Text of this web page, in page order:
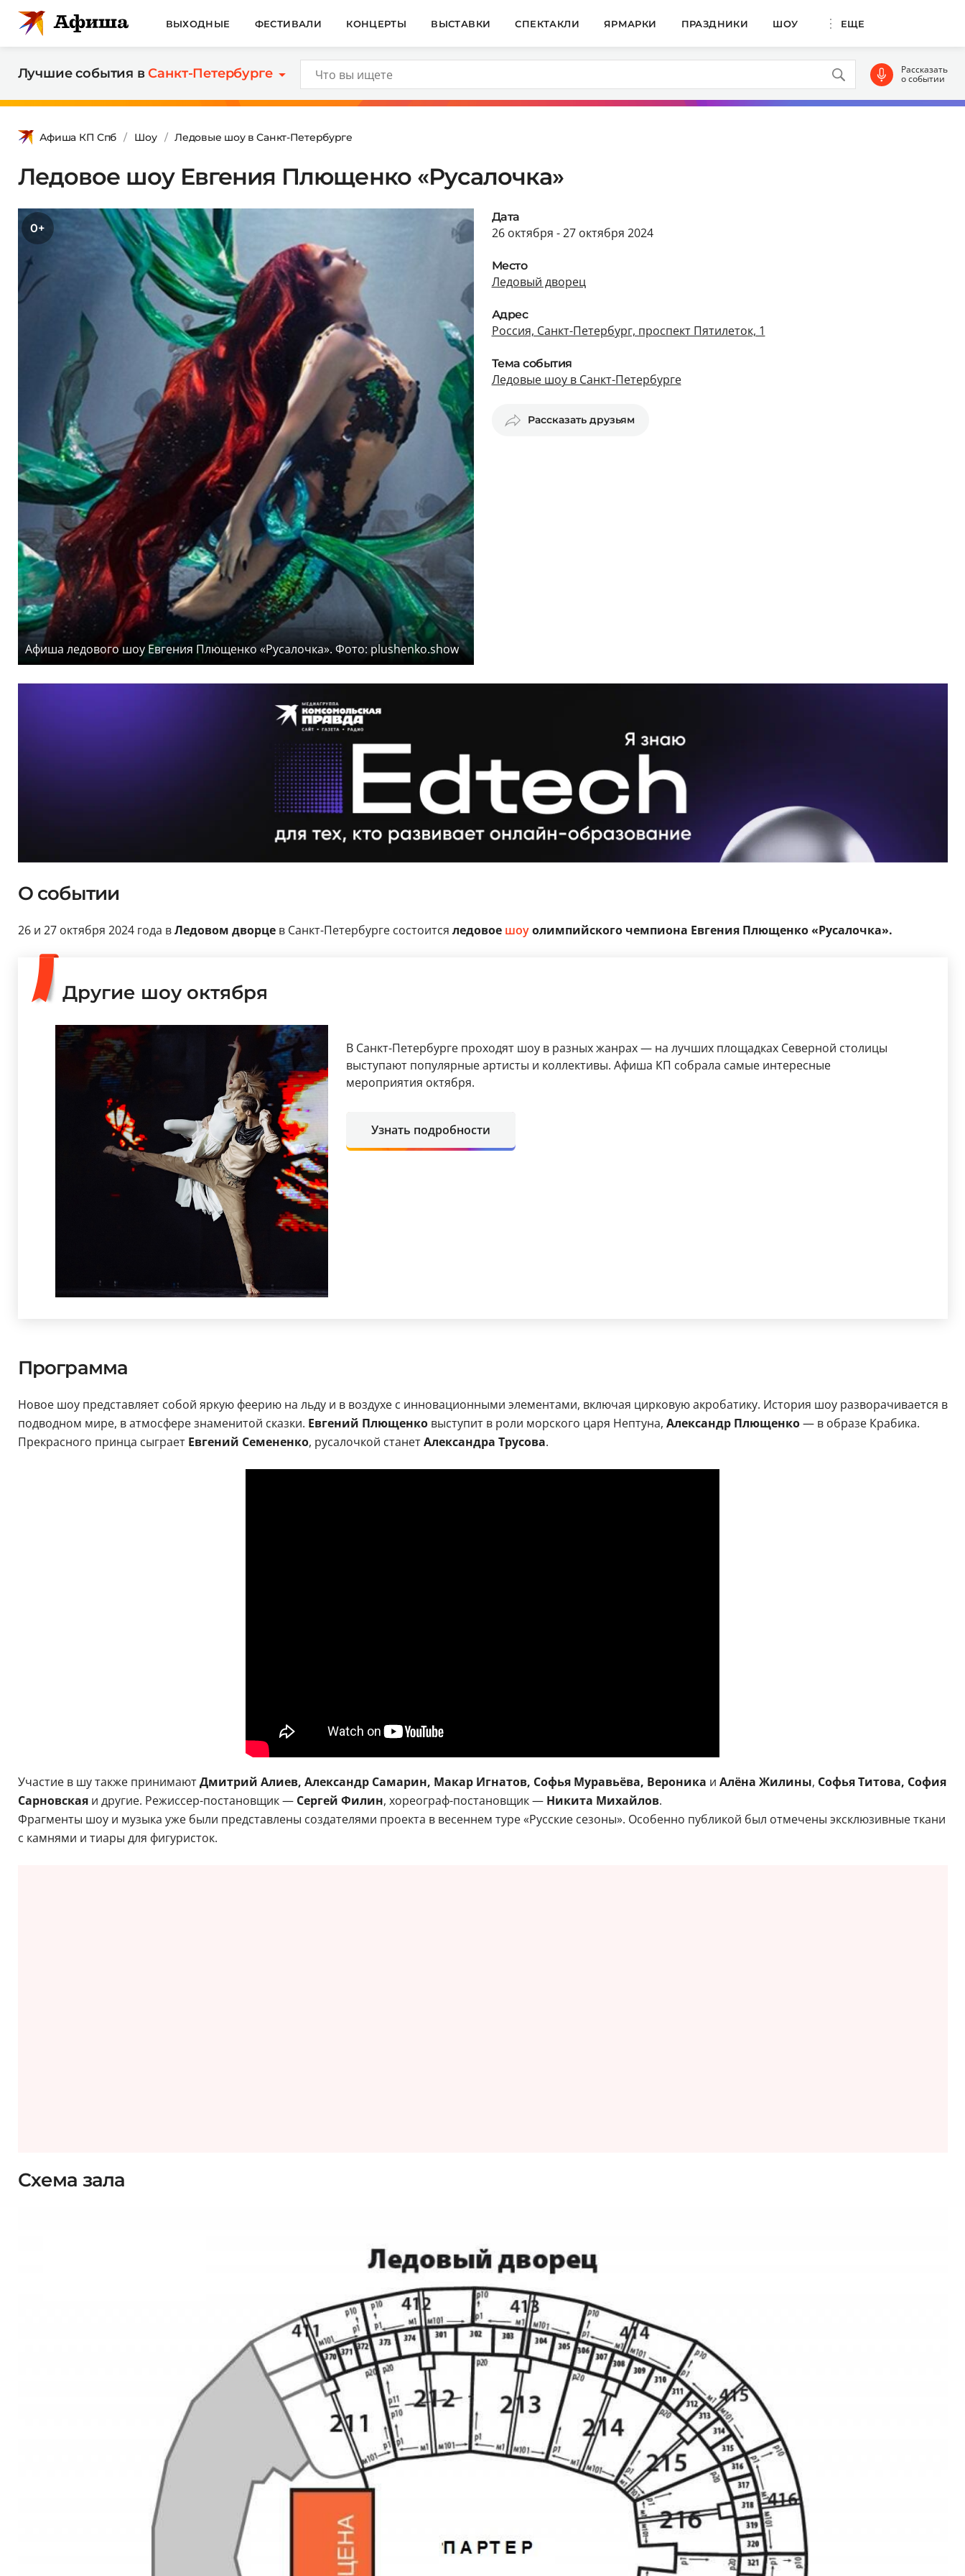
ВЫХОДНЫЕ ФЕСТИВАЛИ КОНЦЕРТЫ ВЫСТАВКИ СПЕКТАКЛИ ЯРМАРКИ ПРАЗДНИКИ ШОУ ЕЩЕ
Лучшие события вСанкт-Петербурге Рассказать
о событии
Афиша КП Спб Шоу Ледовые шоу в Санкт-Петербурге
Ледовое шоу Евгения Плющенко «Русалочка»
0+
Афиша ледового шоу Евгения Плющенко «Русалочка». Фото: plushenko.show
Дата
26 октября - 27 октября 2024
Место
Ледовый дворец
Адрес
Россия, Санкт-Петербург, проспект Пятилеток, 1
Тема события
Ледовые шоу в Санкт-Петербурге
Рассказать друзьям
О событии
26 и 27 октября 2024 года вЛедовом дворцев Санкт-Петербурге состоится ледовое шоуолимпийского чемпиона Евгения Плющенко «Русалочка».
Другие шоу октября
В Санкт-Петербурге проходят шоу в разных жанрах — на лучших площадках Северной столицы
выступают популярные артисты и коллективы. Афиша КП собрала самые интересные
мероприятия октября.
Узнать подробности
Программа
Новое шоу представляет собой яркую феерию на льду и в воздухе с инновационными элементами, включая цирковую акробатику. История шоу разворачивается в
подводном мире, в атмосфере знаменитой сказки. Евгений Плющенковыступит в роли морского царя Нептуна, Александр Плющенко— в образе Крабика.
Прекрасного принца сыграет Евгений Семененко, русалочкой станетАлександра Трусова.
Участие в шу также принимаютДмитрий Алиев, Александр Самарин, Макар Игнатов, Софья Муравьёва, Вероника и Алёна Жилины, Софья Титова, София
Сарновскаяи другие. Режиссер-постановщик — Сергей Филин, хореограф-постановщик — Никита Михайлов.
Фрагменты шоу и музыка уже были представлены создателями проекта в весеннем туре «Русские сезоны». Особенно публикой был отмечены эксклюзивные ткани
с камнями и тиары для фигуристок.
Схема зала